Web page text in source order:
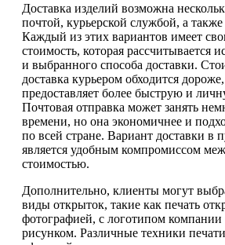
Доставка изделий возможна
почтой, курьерской службой, а
Каждый из этих вариантов имеет
стоимость, которая рассчитывается
и выбранного способа доставки.
доставка курьером обходится
предоставляет более быструю и
Почтовая отправка может занять
времени, но она экономичнее и
по всей стране. Вариант доставки в
является удобным компромиссом
стоимостью.
Дополнительно, клиенты могут
виды открыток, такие как печать
фотографией, с логотипом
рисунком. Различные техники